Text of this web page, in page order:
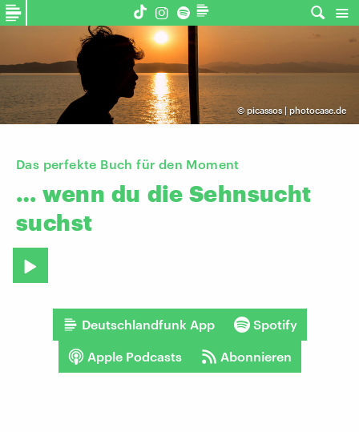
© picassos | photocase.de
Das perfekte Buch für den Moment
… wenn du die Sehnsucht
suchst
Deutschlandfunk App Spotify
Apple Podcasts Abonnieren